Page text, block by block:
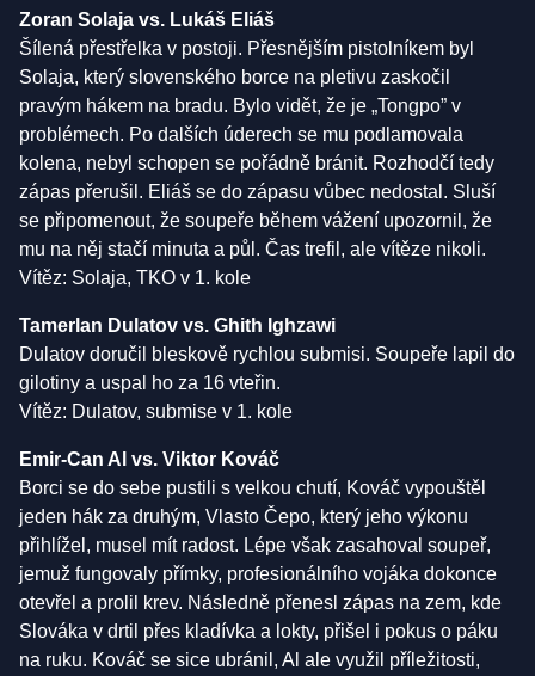
Zoran Solaja vs. Lukáš Eliáš
Šílená přestřelka v postoji. Přesnějším pistolníkem byl
Solaja, který slovenského borce na pletivu zaskočil
pravým hákem na bradu. Bylo vidět, že je „Tongpo” v
problémech. Po dalších úderech se mu podlamovala
kolena, nebyl schopen se pořádně bránit. Rozhodčí tedy
zápas přerušil. Eliáš se do zápasu vůbec nedostal. Sluší
se připomenout, že soupeře během vážení upozornil, že
mu na něj stačí minuta a půl. Čas trefil, ale vítěze nikoli.
Vítěz: Solaja, TKO v 1. kole
Tamerlan Dulatov vs. Ghith Ighzawi
Dulatov doručil bleskově rychlou submisi. Soupeře lapil do
gilotiny a uspal ho za 16 vteřin.
Vítěz: Dulatov, submise v 1. kole
Emir-Can Al vs. Viktor Kováč
Borci se do sebe pustili s velkou chutí, Kováč vypouštěl
jeden hák za druhým, Vlasto Čepo, který jeho výkonu
přihlížel, musel mít radost. Lépe však zasahoval soupeř,
jemuž fungovaly přímky, profesionálního vojáka dokonce
otevřel a prolil krev. Následně přenesl zápas na zem, kde
Slováka v drtil přes kladívka a lokty, přišel i pokus o páku
na ruku. Kováč se sice ubránil, Al ale využil příležitosti,